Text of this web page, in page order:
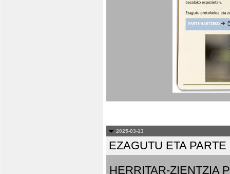
2025-03-13
EZAGUTU ETA
HERRITAR-ZIENTZIA